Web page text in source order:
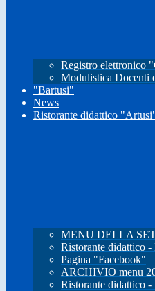
Registro elettronico
Modulistica Docenti
"Bartusi"
News
Ristorante didattico
MENU DELLA
Ristorante didattico
Pagina "Facebook"
ARCHIVIO menu
Ristorante didattico